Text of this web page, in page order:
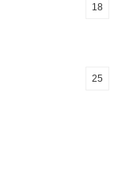
18
25